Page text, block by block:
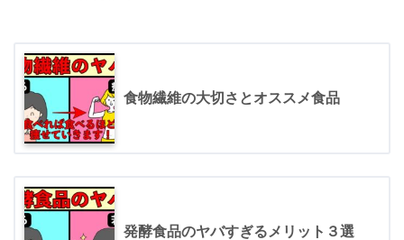
食物繊維の大切さとオススメ食品
発酵食品のヤバすぎるメリット３選